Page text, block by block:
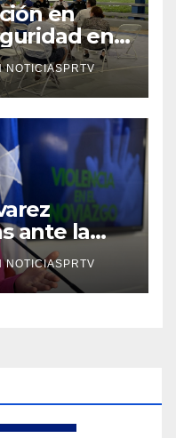
en
en
NOTICIASPRTV
ante la
NOTICIASPRTV